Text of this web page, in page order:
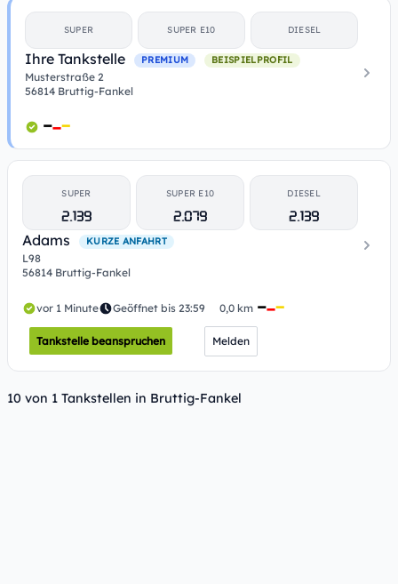
SUPER SUPER E10 DIESEL
Ihre Tankstelle PREMIUM BEISPIELPROFIL
Musterstraße 2
56814 Bruttig-Fankel
SUPER
2.139
SUPER E10
2.079
DIESEL
2.139
Adams
KURZE ANFAHRT
L98
56814 Bruttig-Fankel
vor 1 Minute Geöffnet bis 23:59 0,0 km
Tankstelle beanspruchen Melden
10 von 1 Tankstellen in Bruttig-Fankel